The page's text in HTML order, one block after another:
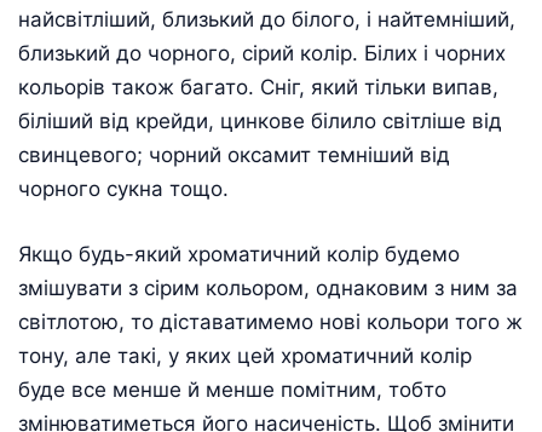
найсвітліший, близький до білого, і найтемніший,
близький до чорного, сірий колір. Білих і чорних
кольорів також багато. Сніг, який тільки випав,
біліший від крейди, цинкове білило світліше від
свинцевого; чорний оксамит темніший від
чорного сукна тощо.
Якщо будь-який хроматичний колір будемо
змішувати з сірим кольором, однаковим з ним за
світлотою, то діставатимемо нові кольори того ж
тону, але такі, у яких цей хроматичний колір
буде все менше й менше помітним, тобто
змінюватиметься його насиченість. Щоб змінити